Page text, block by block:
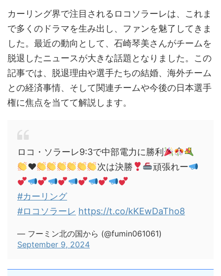
カーリング界で注目されるロコソラーレは、これま
で多くのドラマを生み出し、ファンを魅了してきま
した。最近の動向として、石崎琴美さんがチームを
脱退したニュースが大きな話題となりました。この
記事では、脱退理由や選手たちの結婚、海外チーム
との経済事情、そして関連チームや今後の日本選手
権に焦点を当てて解説します。
ロコ・ソラーレ9:3で中部電力に勝利
♥️
次は決勝 頑張れー
#カーリング
#ロコソラーレ https://t.co/kKEwDaTho8
— フーミン北の国から (@fumin061061)
September 9, 2024